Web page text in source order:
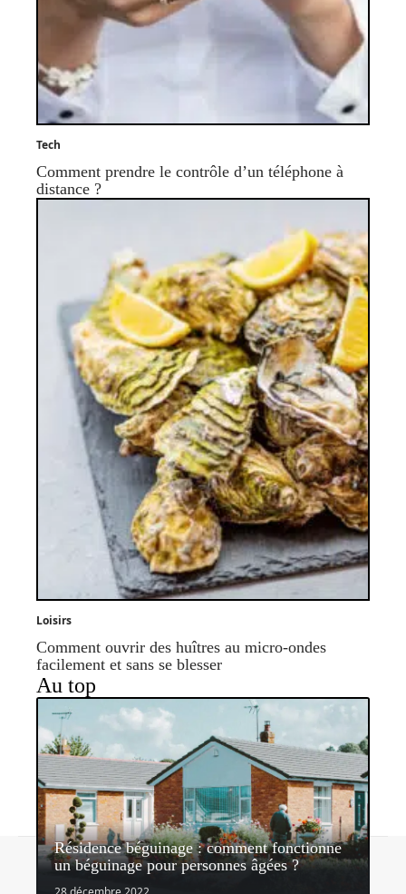
Tech
Comment prendre le contrôle d’un téléphone à
distance ?
Loisirs
Comment ouvrir des huîtres au micro-ondes
facilement et sans se blesser
Au top
Résidence béguinage : comment fonctionne
un béguinage pour personnes âgées ?
© 2026 | mondelibre.org
Contact Mentions légales Sitemap